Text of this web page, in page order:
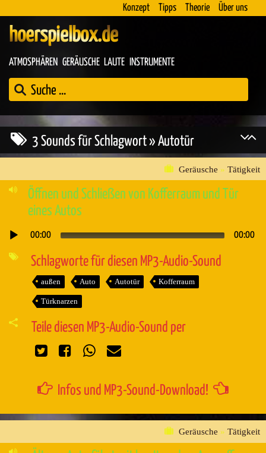
Konzept Tipps Theorie Über uns
hoerspielbox.de
ATMOSPHÄREN GERÄUSCHE LAUTE INSTRUMENTE
3 Sounds für Schlagwort » Autotür
Geräusche » Tätigkeit
Öffnen und Schließen von Kofferraum und Tür
eines Autos
Audio-
00:00 00:00
Schlagworte für diesen MP3-Audio-Sound
außen Auto Autotür Kofferraum
Türknarzen
Teile diesen MP3-Audio-Sound per
Infos und MP3-Sound-Download!
Geräusche » Tätigkeit